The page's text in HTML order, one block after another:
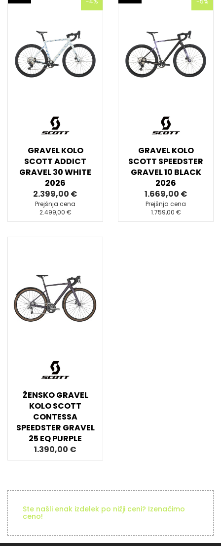
GRAVEL KOLO
SCOTT ADDICT
GRAVEL 30 WHITE
2026
2.399,00 €
Prejšnja cena
2.499,00 €
GRAVEL KOLO
SCOTT SPEEDSTER
GRAVEL 10 BLACK
2026
1.669,00 €
Prejšnja cena
1.759,00 €
ŽENSKO GRAVEL
KOLO SCOTT
CONTESSA
SPEEDSTER GRAVEL
25 EQ PURPLE
1.390,00 €
Ste našli enak izdelek po nižji ceni? Izenačimo
ceno!